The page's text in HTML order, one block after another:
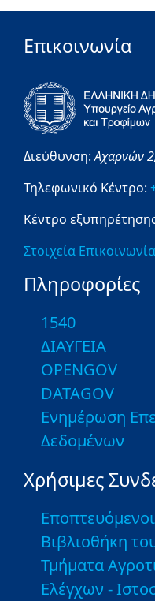
Επικοινωνία
Διεύθυνση:Αχαρνών
Τηλεφωνικό Κέντρο:
Κέντρο
Στοιχεία
Πληροφορίες
1540
ΔΙΑΥΓΕΙΑ
OPENGOV
DATAGOV
Ενημέρωση
Δεδομένων
Χρήσιμες
Βιβλιοθήκη
Τμήματα
Ελέγχων -